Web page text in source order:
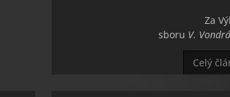
Za
sboru V.
Celý